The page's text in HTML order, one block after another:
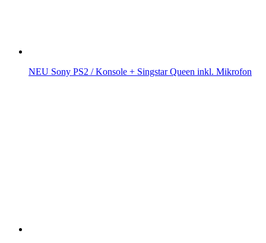
NEU Sony PS2 / Konsole + Singstar Queen inkl. Mikrofon